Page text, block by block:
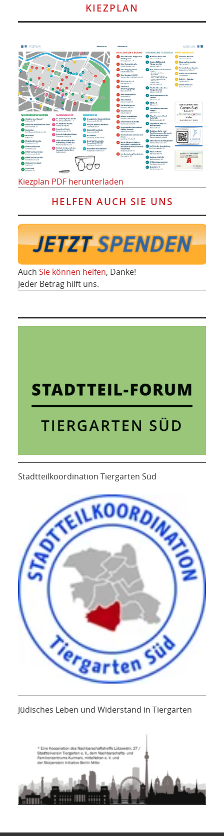
KIEZPLAN
Kiezplan PDF herunterladen
HELFEN AUCH SIE UNS
Auch Sie können helfen, Danke!
Jeder Betrag hilft uns.
Stadtteilkoordination Tiergarten Süd
Jüdisches Leben und Widerstand in Tiergarten